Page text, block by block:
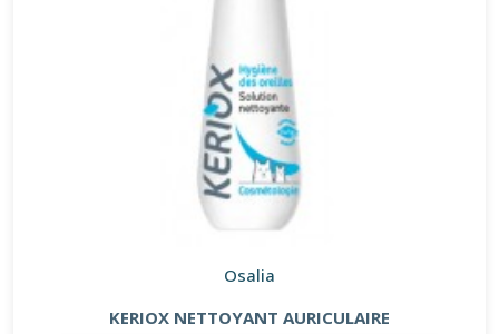
Osalia
KERIOX NETTOYANT AURICULAIRE